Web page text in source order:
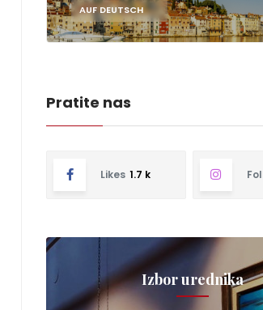
AUF DEUTSCH
Pratite nas
Likes 1.7 k
Izbor urednika